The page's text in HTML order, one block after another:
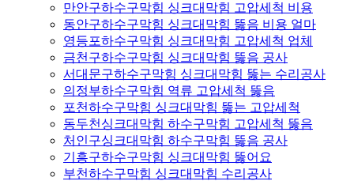
만안구하수구막힘 싱크대막힘 고압세척 비용
동안구하수구막힘 싱크대막힘 뚫음 비용 얼마
영등포하수구막힘 싱크대막힘 고압세척 업체
금천구하수구막힘 싱크대막힘 뚫음 공사
서대문구하수구막힘 싱크대막힘 뚫는 수리공사
의정부하수구막힘 역류 고압세척 뚫음
포천하수구막힘 싱크대막힘 뚫는 고압세척
동두천싱크대막힘 하수구막힘 고압세척 뚫음
처인구싱크대막힘 하수구막힘 뚫음 공사
기흥구하수구막힘 싱크대막힘 뚫어요
부천하수구막힘 싱크대막힘 수리공사